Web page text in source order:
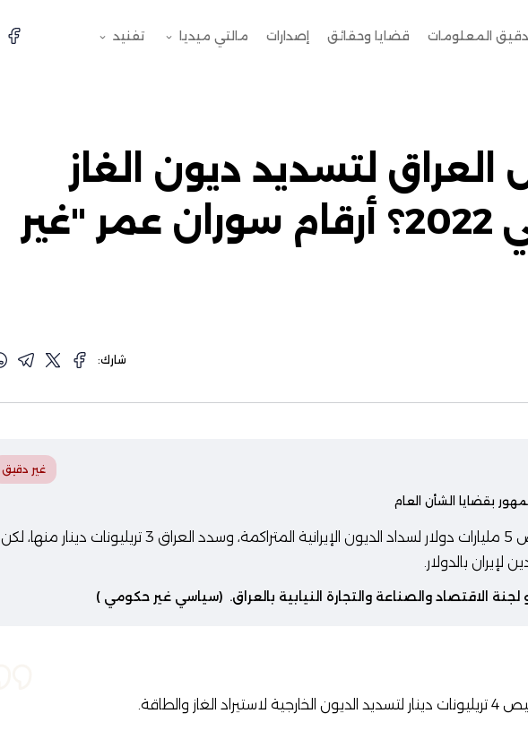
المعلومات قضايا وحقائق إصدارات مالتي ميديا تفنيد
لتسديد ديون الغاز
الإيراني في 2022؟ أرقام سوران عمر "غير
شارك:
غير دقيق
بقضايا الشأن العام
قانون الدعم الطارئ خصص 5 مليارات دولار لسداد الديون الإيرانية المتراكمة، وسدد العراق 3 تريليونات دينار منها، لكن
لإيران بالدولار.
الاقتصاد والصناعة والتجارة النيابية بالعراق. (سياسي غير حكومي )
والطاقة.